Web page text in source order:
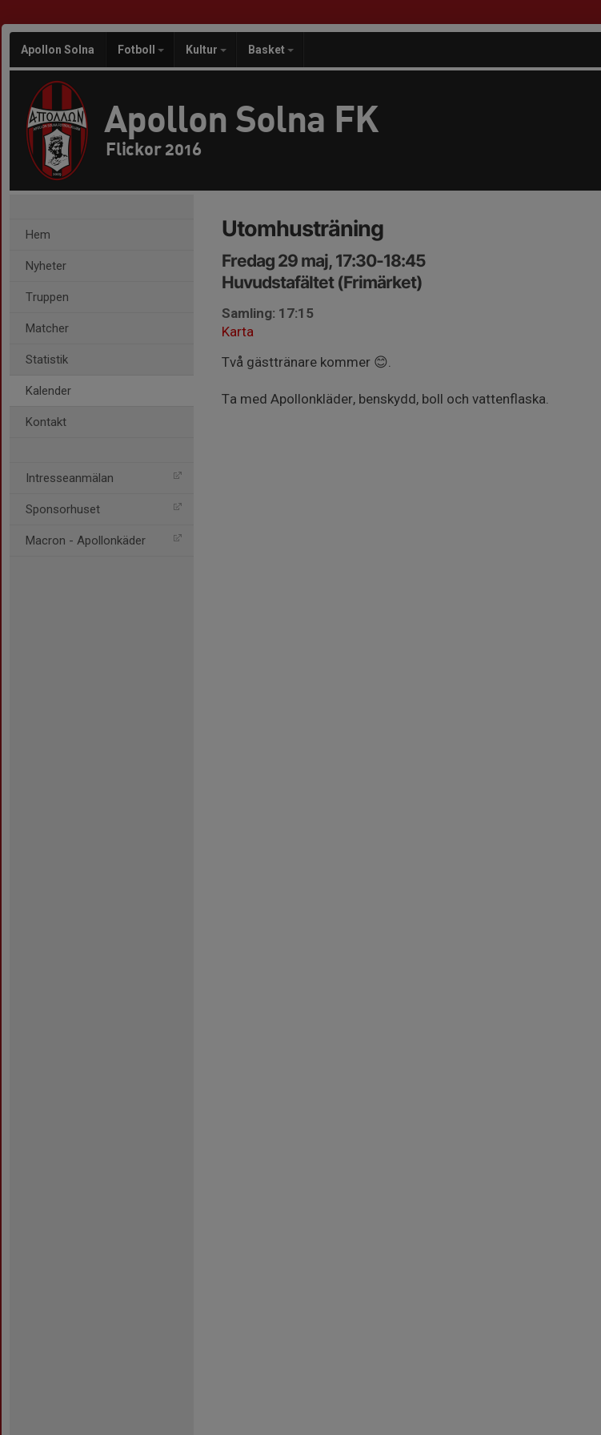
Apollon Solna Fotboll Kultur Basket
Apollon Solna FK
Flickor 2016
Hem
Nyheter
Truppen
Matcher
Statistik
Kalender
Kontakt
Intresseanmälan
Sponsorhuset
Macron - Apollonkäder
Utomhusträning
Fredag 29 maj, 17:30-18:45
Huvudstafältet (Frimärket)
Samling: 17:15
Karta
Två gästtränare kommer 😊.
Ta med Apollonkläder, benskydd, boll och vattenflaska.